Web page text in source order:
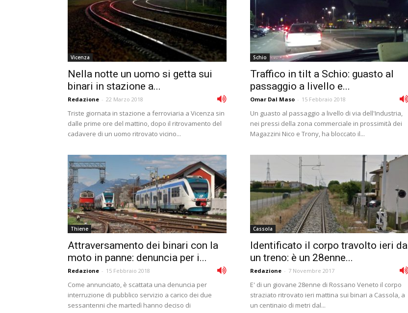
Vicenza
Nella notte un uomo si getta sui
binari in stazione a...
Redazione - 22 Marzo 2018
Triste giornata in stazione a ferroviaria a Vicenza sin
dalle prime ore del mattino, dopo il ritrovamento del
cadavere di un uomo ritrovato vicino...
Schio
Traffico in tilt a Schio: guasto al
passaggio a livello e...
Omar Dal Maso - 15 Febbraio 2018
Un guasto al passaggio a livello di via dell'Industria,
nei pressi della zona commerciale in prossimità dei
Magazzini Nico e Trony, ha bloccato il...
Thiene
Attraversamento dei binari con la
moto in panne: denuncia per i...
Redazione - 15 Febbraio 2018
Come annunciato, è scattata una denuncia per
interruzione di pubblico servizio a carico dei due
sessantenni che martedì hanno deciso di
Cassola
Identificato il corpo travolto ieri da
un treno: è un 28enne...
Redazione - 7 Novembre 2017
E' di un giovane 28enne di Rossano Veneto il corpo
straziato ritrovato ieri mattina sui binari a Cassola, a
un centinaio di metri dal...